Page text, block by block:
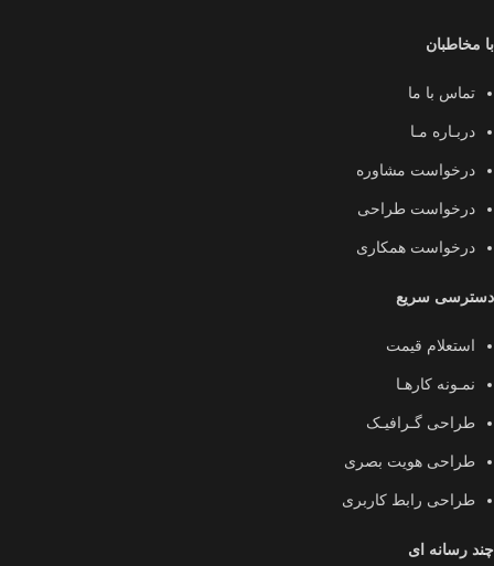
با مخاطبان
تماس با ما
دربـاره مـا
درخواست مشاوره
درخواست طراحی
درخواست همکاری
دسترسی سریع
استعلام قیمت
نمـونه کارهـا
طراحی گـرافیـک
طراحی هویت بصری
طراحی رابط کاربری
چند رسانه ای